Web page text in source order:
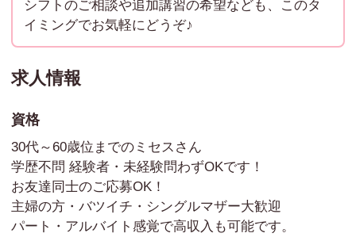
シフトのご相談や追加講習の希望なども、このタ
イミングでお気軽にどうぞ♪
求人情報
資格
30代～60歳位までのミセスさん
学歴不問 経験者・未経験問わずOKです！
お友達同士のご応募OK！
主婦の方・バツイチ・シングルマザー大歓迎
パート・アルバイト感覚で高収入も可能です。